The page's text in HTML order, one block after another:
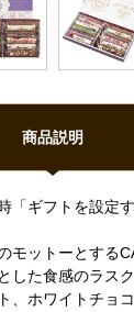
商品説明
ギフトを設定
モットーとする
した食感のラス
、ホワイトチョ